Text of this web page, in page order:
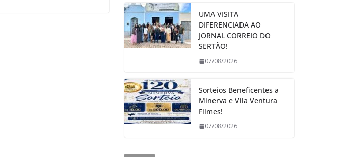
UMA VISITA
DIFERENCIADA AO
JORNAL CORREIO DO
SERTÃO!
07/08/2026
Sorteios Beneficentes a
Minerva e Vila Ventura
Filmes!
07/08/2026